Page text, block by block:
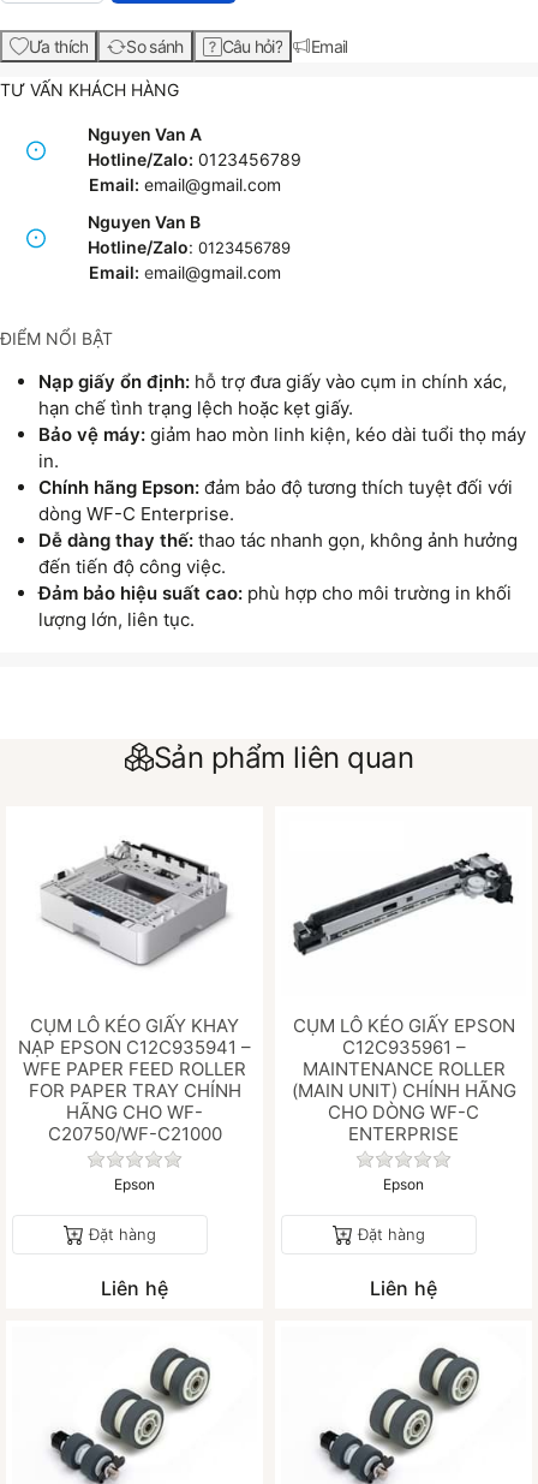
Ưa thích So sánh Câu hỏi? Email
TƯ VẤN KHÁCH HÀNG
Nguyen Van A
Hotline/Zalo: 0123456789
Email: email@gmail.com
Nguyen Van B
Hotline/Zalo: 0123456789
Email: email@gmail.com
ĐIỂM NỔI BẬT
Nạp giấy ổn định: hỗ trợ đưa giấy vào cụm in chính xác,
hạn chế tình trạng lệch hoặc kẹt giấy.
Bảo vệ máy: giảm hao mòn linh kiện, kéo dài tuổi thọ máy
in.
Chính hãng Epson: đảm bảo độ tương thích tuyệt đối với
dòng WF-C Enterprise.
Dễ dàng thay thế: thao tác nhanh gọn, không ảnh hưởng
đến tiến độ công việc.
Đảm bảo hiệu suất cao: phù hợp cho môi trường in khối
lượng lớn, liên tục.
Sản phẩm liên quan
CỤM LÔ KÉO GIẤY KHAY
NẠP EPSON C12C935941 –
WFE PAPER FEED ROLLER
FOR PAPER TRAY CHÍNH
HÃNG CHO WF-
C20750/WF-C21000
Chưa có đánh giá nào cho sản phẩm này.
Epson
Đặt hàng
Liên hệ
CỤM LÔ KÉO GIẤY EPSON
C12C935961 –
MAINTENANCE ROLLER
(MAIN UNIT) CHÍNH HÃNG
CHO DÒNG WF-C
ENTERPRISE
Chưa có đánh
Epson
Đặt hàng
Liên hệ